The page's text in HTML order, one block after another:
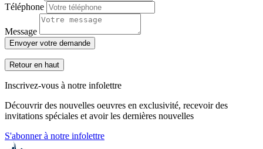
Téléphone
Message
Envoyer votre demande
Retour en haut
Inscrivez-vous à notre infolettre
Découvrir des nouvelles oeuvres en exclusivité, recevoir des
invitations spéciales et avoir les dernières nouvelles
S'abonner à notre infolettre